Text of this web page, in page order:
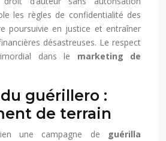
les règles de confidentialité des
poursuivie en justice et entraîner
désastreuses. Le respect
dans le marketing de
guérillero :
de terrain
une campagne de
guérilla